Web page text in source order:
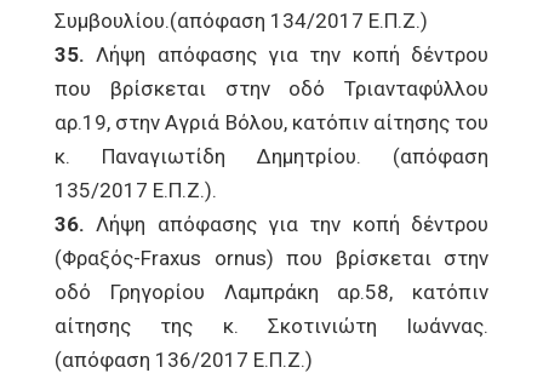
Συμβουλίου.(απόφαση 134/2017 Ε.Π.Ζ.)
35. Λήψη απόφασης για την κοπή δέντρου
που βρίσκεται στην οδό Τριανταφύλλου
αρ.19, στην Αγριά Βόλου, κατόπιν αίτησης του
κ. Παναγιωτίδη Δημητρίου. (απόφαση
135/2017 Ε.Π.Ζ.).
36. Λήψη απόφασης για την κοπή δέντρου
(Φραξός-Fraxus ornus) που βρίσκεται στην
οδό Γρηγορίου Λαμπράκη αρ.58, κατόπιν
αίτησης της κ. Σκοτινιώτη Ιωάννας.
(απόφαση 136/2017 Ε.Π.Ζ.)